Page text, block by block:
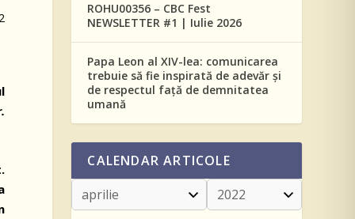
ROHU00356 – CBC Fest
NEWSLETTER #1 | Iulie 2026
Papa Leon al XIV-lea: comunicarea
trebuie să fie inspirată de adevăr și
de respectul față de demnitatea
umană
CALENDAR ARTICOLE